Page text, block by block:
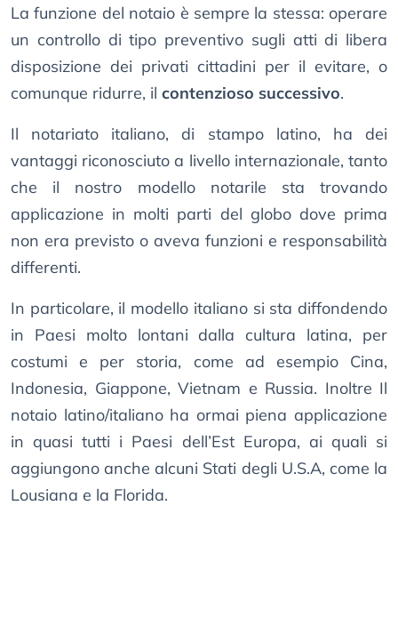
La funzione del notaio è sempre la stessa: operare
un controllo di tipo preventivo sugli atti di libera
disposizione dei privati cittadini per il evitare, o
comunque ridurre, il contenzioso successivo.
Il notariato italiano, di stampo latino, ha dei
vantaggi riconosciuto a livello internazionale, tanto
che il nostro modello notarile sta trovando
applicazione in molti parti del globo dove prima
non era previsto o aveva funzioni e responsabilità
differenti.
In particolare, il modello italiano si sta diffondendo
in Paesi molto lontani dalla cultura latina, per
costumi e per storia, come ad esempio Cina,
Indonesia, Giappone, Vietnam e Russia. Inoltre Il
notaio latino/italiano ha ormai piena applicazione
in quasi tutti i Paesi dell’Est Europa, ai quali si
aggiungono anche alcuni Stati degli U.S.A, come la
Lousiana e la Florida.